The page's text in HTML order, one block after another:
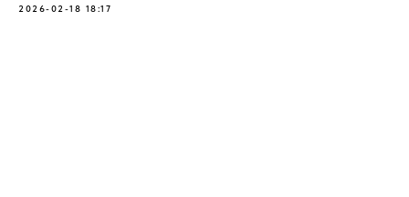
2026-02-18 18:17